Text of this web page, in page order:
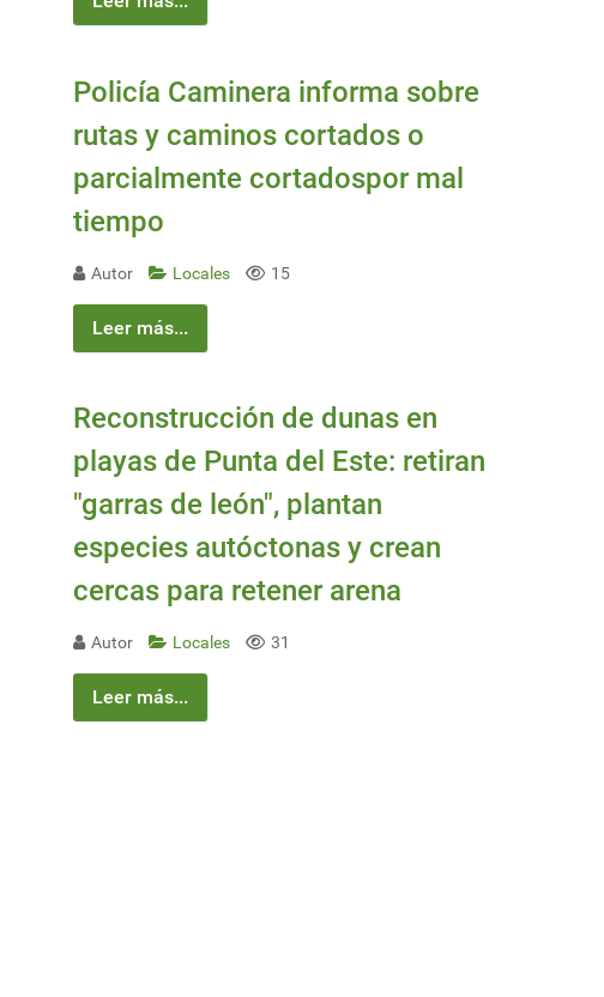
Policía Caminera informa sobre
rutas y caminos cortados o
parcialmente cortadospor mal
tiempo
Autor Locales 15
Leer más...
Reconstrucción de dunas en
playas de Punta del Este: retiran
"garras de león", plantan
especies autóctonas y crean
cercas para retener arena
Autor Locales 31
Leer más...